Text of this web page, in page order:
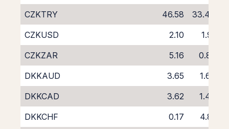
CZKTRY
46.58
33.44
CZKUSD
2.10
1.91
CZKZAR
5.16
0.85
DKKAUD
3.65
1.67
DKKCAD
3.62
1.48
DKKCHF
0.17 4.81